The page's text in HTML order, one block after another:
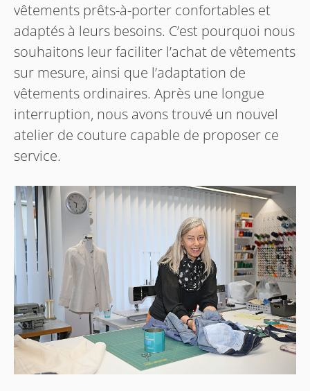
vêtements prêts-à-porter confortables et
adaptés à leurs besoins. C’est pourquoi nous
souhaitons leur faciliter l’achat de vêtements
sur mesure, ainsi que l’adaptation de
vêtements ordinaires. Après une longue
interruption, nous avons trouvé un nouvel
atelier de couture capable de proposer ce
service.